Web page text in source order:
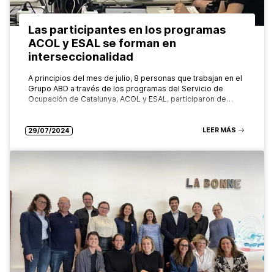
Las participantes en los programas
ACOL y ESAL se forman en
interseccionalidad
A principios del mes de julio, 8 personas que trabajan en el
Grupo ABD a través de los programas del Servicio de
Ocupación de Catalunya, ACOL y ESAL, participaron de…
29/07/2024 LEER MÁS